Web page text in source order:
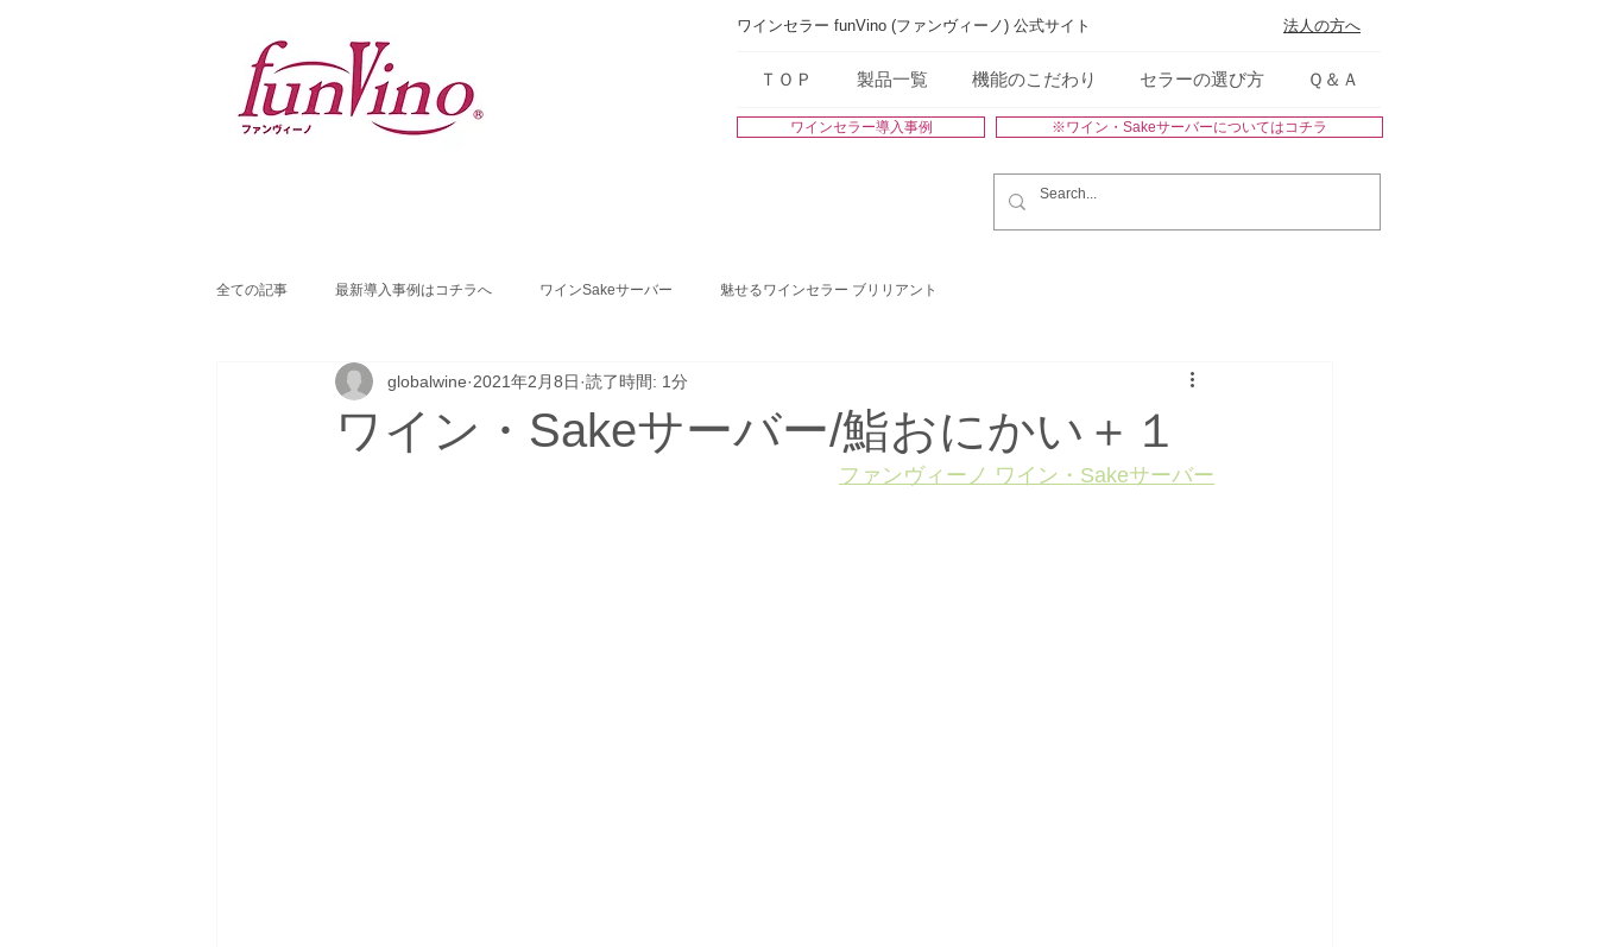
ワインセラー funVino (ファンヴィーノ) 公式サイト 法人の方へ
ＴＯＰ 製品一覧 機能のこだわり セラーの選び方 Ｑ＆Ａ
ワインセラー導入事例 ※ワイン・Sakeサーバーについてはコチラ
全ての記事 最新導入事例はコチラへ ワインSakeサーバー 魅せるワインセラー ブリリアント
ワイン・Sakeサーバー/鮨おにかい＋１
globalwine 2021年2月8日 読了時間: 1分
ファンヴィーノ ワイン・Sakeサーバー